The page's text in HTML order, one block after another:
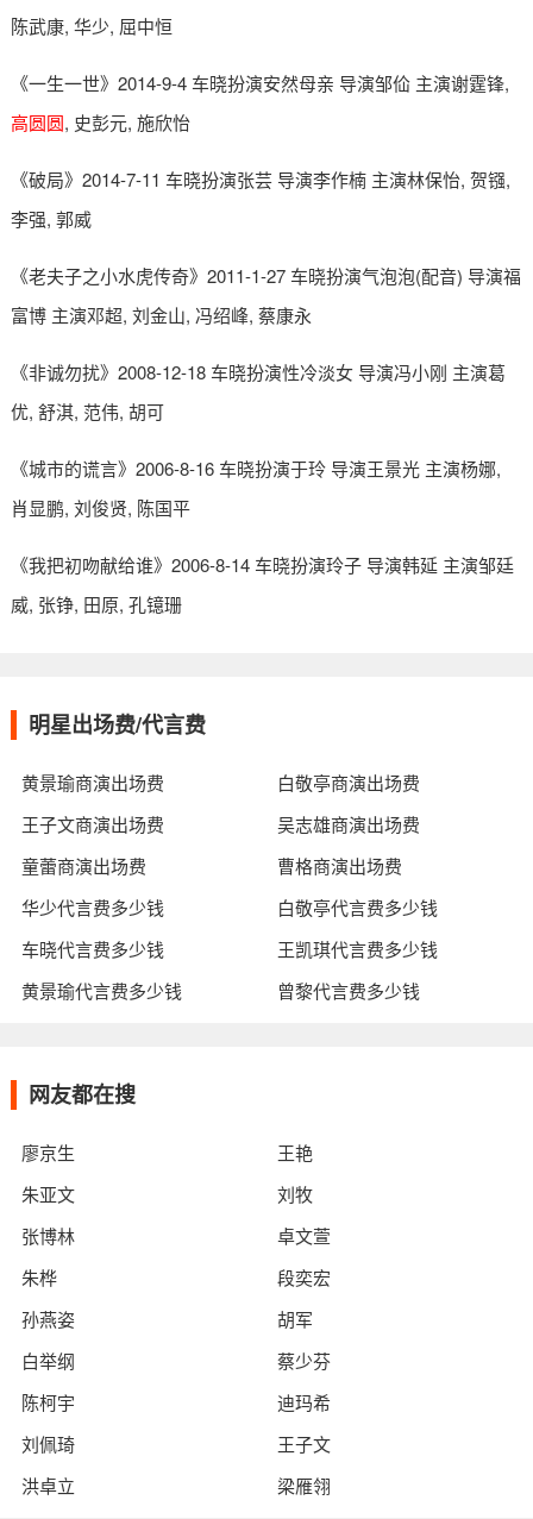
陈武康, 华少, 屈中恒
《一生一世》2014-9-4 车晓扮演安然母亲 导演邹佡 主演谢霆锋,
高圆圆, 史彭元, 施欣怡
《破局》2014-7-11 车晓扮演张芸 导演李作楠 主演林保怡, 贺镪,
李强, 郭威
《老夫子之小水虎传奇》2011-1-27 车晓扮演气泡泡(配音) 导演福
富博 主演邓超, 刘金山, 冯绍峰, 蔡康永
《非诚勿扰》2008-12-18 车晓扮演性冷淡女 导演冯小刚 主演葛
优, 舒淇, 范伟, 胡可
《城市的谎言》2006-8-16 车晓扮演于玲 导演王景光 主演杨娜,
肖显鹏, 刘俊贤, 陈国平
《我把初吻献给谁》2006-8-14 车晓扮演玲子 导演韩延 主演邹廷
威, 张铮, 田原, 孔镱珊
明星出场费/代言费
黄景瑜商演出场费
白敬亭商演出场费
王子文商演出场费
吴志雄商演出场费
童蕾商演出场费
曹格商演出场费
华少代言费多少钱
白敬亭代言费多少钱
车晓代言费多少钱
王凯琪代言费多少钱
黄景瑜代言费多少钱
曾黎代言费多少钱
网友都在搜
廖京生
王艳
朱亚文
刘牧
张博林
卓文萱
朱桦
段奕宏
孙燕姿
胡军
白举纲
蔡少芬
陈柯宇
迪玛希
刘佩琦
王子文
洪卓立
梁雁翎